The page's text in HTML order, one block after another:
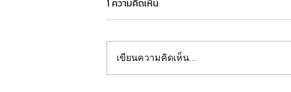
เขียนความคิดเห็น…